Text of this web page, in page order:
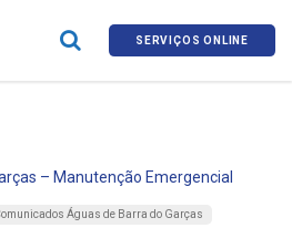
SERVIÇOS ONLINE
– Manutenção Emergencial
Águas de Barra do Garças